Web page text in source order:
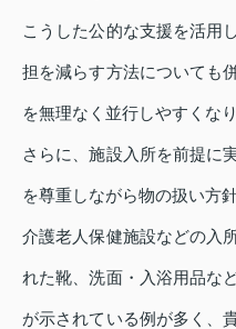
こうした公的な支援を活用
担を減らす方法についても
を無理なく並行しやすくなり
さらに、施設入所を前提に
を尊重しながら物の扱い方
介護老人保健施設などの入
れた靴、洗面・入浴用品な
が示されている例が多く、